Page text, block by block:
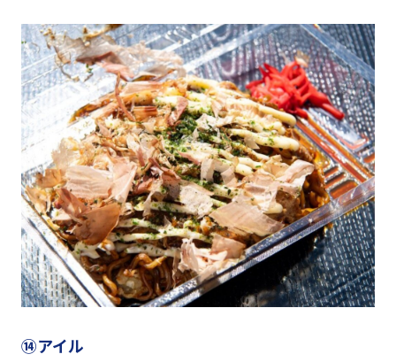
⑭アイル